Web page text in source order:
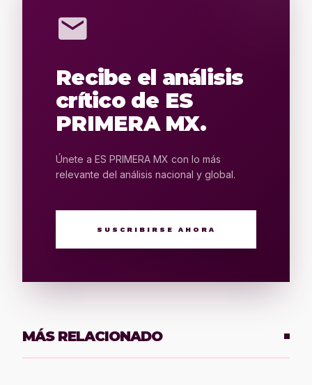
mail
Recibe el análisis
crítico de ES
PRIMERA MX.
Únete a ES PRIMERA MX con lo más
relevante del análisis nacional y global.
SUSCRIBIRSE AHORA
MÁS RELACIONADO